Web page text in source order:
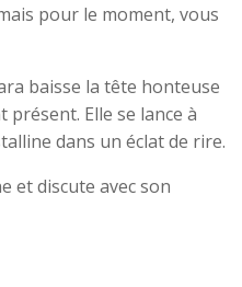
pour le moment, vous
baisse la tête honteuse
Elle se lance à
dans un éclat de rire.
et discute avec son